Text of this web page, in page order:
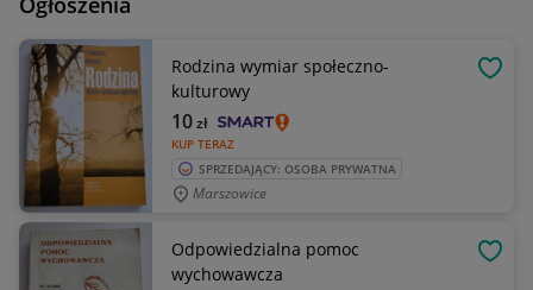
Rodzina wymiar społeczno-
kulturowy
KUP TERAZ
10zł
SPRZEDAJĄCY: OSOBA PRYWATNA
Marszowice
Odpowiedzialna pomoc
wychowawcza